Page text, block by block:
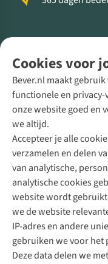
Cookies voor
Bever.nl maakt
functionele en
onze website goed en
we altijd.
Accepteer je alle
verzamelen en delen
van analytische,
analytische cookies
website wordt
we de website
IP-adres en andere
gebruiken we voor het
Deze data delen we
Direct advies van
+31 (0)85 888 50
+31 6 12 28 49 80
Contactformulier